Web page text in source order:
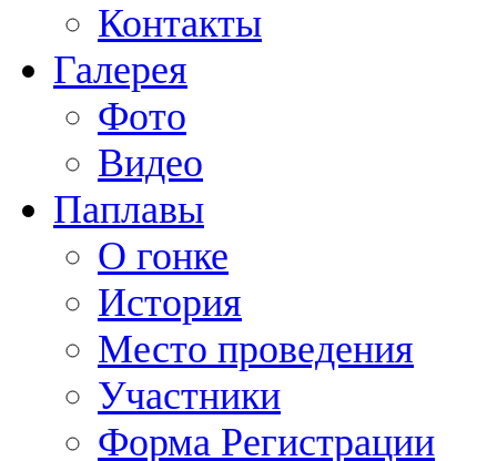
Контакты
Галерея
Фото
Видео
Паплавы
О гонке
История
Место проведения
Участники
Форма Регистрации